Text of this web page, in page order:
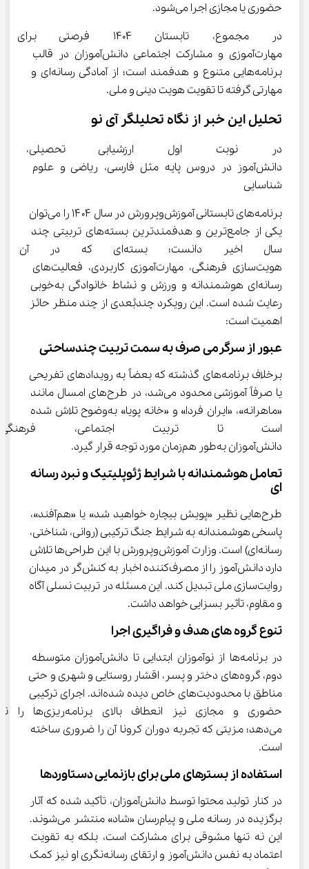
حضوری یا مجازی اجرا می‌شود.
در مجموع، تابستان 1404
مهارت‌آموزی و مشارکت اجتماعی دانش‌آموزان در قالب
برنامه‌هایی متنوع و هدفمند است؛ از آمادگی رسانه‌ای و
مهارتی گرفته تا تقویت هویت دینی و ملی.
تحلیل این خبر از نگاه تحلیلگر آی نو
در نوبت اول ارزشیابی
دانش‌آموز در دروس پایه مثل فارسی، ریاضی و علوم
شناسایی
برنامه‌های تابستانی آموزش‌وپرورش در سال ۱۴۰۴ را می‌توان
یکی از جامع‌ترین و هدفمندترین بسته‌های تربیتی چند
سال اخیر دانست؛ بسته‌ای که
هویت‌سازی فرهنگی، مهارت‌آموزی کاربردی، فعالیت‌های
رسانه‌ای هوشمندانه و ورزش و نشاط خانوادگی به‌خوبی
رعایت شده است. این رویکرد چندبُعدی از چند منظر حائز
اهمیت است:
عبور از سرگرمی صرف به سمت تربیت چندساحتی
برخلاف برنامه‌های گذشته که بعضاً به رویدادهای تفریحی
یا صرفاً آموزشی محدود می‌شد، در طرح‌های امسال مانند
«ماهرانه»، «ایران فردا» و «خانه پویا» به‌وضوح تلاش شده
است تا تربیت اجتماعی،
دانش‌آموزان به‌طور هم‌زمان مورد توجه قرار گیرد.
تعامل هوشمندانه با شرایط ژئوپلیتیک و نبرد رسانه
ای
طرح‌هایی نظیر «پویش بیچاره خواهید شد» یا «هم‌آفند»،
پاسخی هوشمندانه به شرایط جنگ ترکیبی (روانی، شناختی،
رسانه‌ای) است. وزارت آموزش‌وپرورش با این طراحی‌ها تلاش
دارد دانش‌آموز را از مصرف‌کننده اخبار به کنش‌گر در میدان
روایت‌سازی ملی تبدیل کند. این مسئله در تربیت نسلی آگاه
و مقاوم، تأثیر بسزایی خواهد داشت.
تنوع گروه های هدف و فراگیری اجرا
در برنامه‌ها از نوآموزان ابتدایی تا دانش‌آموزان متوسطه
دوم، گروه‌های دختر و پسر، اقشار روستایی و شهری و حتی
مناطق با محدودیت‌های خاص دیده شده‌اند. اجرای ترکیبی
حضوری و مجازی نیز انعطاف بالای
می‌دهد؛ مزیتی که تجربه دوران کرونا آن را ضروری ساخته
است.
استفاده از بسترهای ملی برای بازنمایی دستاوردها
در کنار تولید محتوا توسط دانش‌آموزان، تأکید شده که آثار
برگزیده در رسانه ملی و پیام‌رسان «شاد» منتشر می‌شوند.
این نه تنها مشوقی برای مشارکت است، بلکه به تقویت
اعتماد به نفس دانش‌آموز و ارتقای رسانه‌نگری او نیز کمک